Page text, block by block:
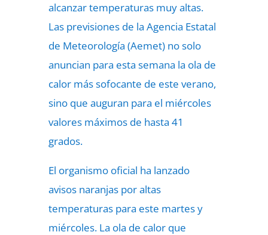
alcanzar temperaturas muy altas.
Las previsiones de la Agencia Estatal
de Meteorología (Aemet) no solo
anuncian para esta semana la ola de
calor más sofocante de este verano,
sino que auguran para el miércoles
valores máximos de hasta 41
grados.
El organismo oficial ha lanzado
avisos naranjas por altas
temperaturas para este martes y
miércoles. La ola de calor que